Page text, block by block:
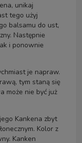
unikaj
tego użyj
balsamu do ust,
Następnie
i ponownie
je napraw.
tym staną się
może nie być już
Kankena zbyt
Kolor z
Kanken